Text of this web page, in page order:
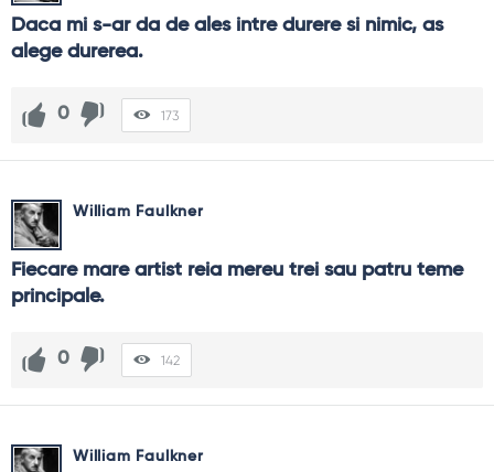
Daca mi s-ar da de ales intre durere si nimic, as
alege durerea.
0 173
William Faulkner
Fiecare mare artist reia mereu trei sau patru teme
principale.
0 142
William Faulkner